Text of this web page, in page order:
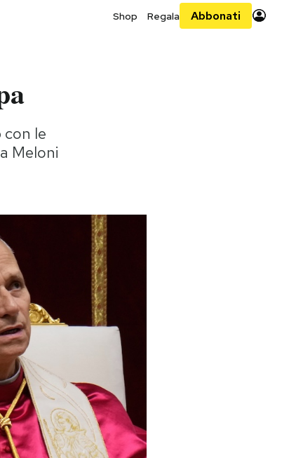
Shop Regala Abbonati
le
Meloni